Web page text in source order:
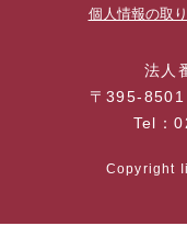
個人情報の取
法人
〒395-8501
Tel：
Copyright